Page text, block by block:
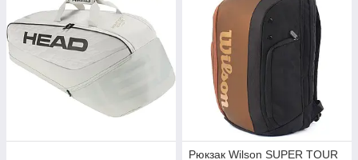
Рюкзак Wilson SUPER TOUR